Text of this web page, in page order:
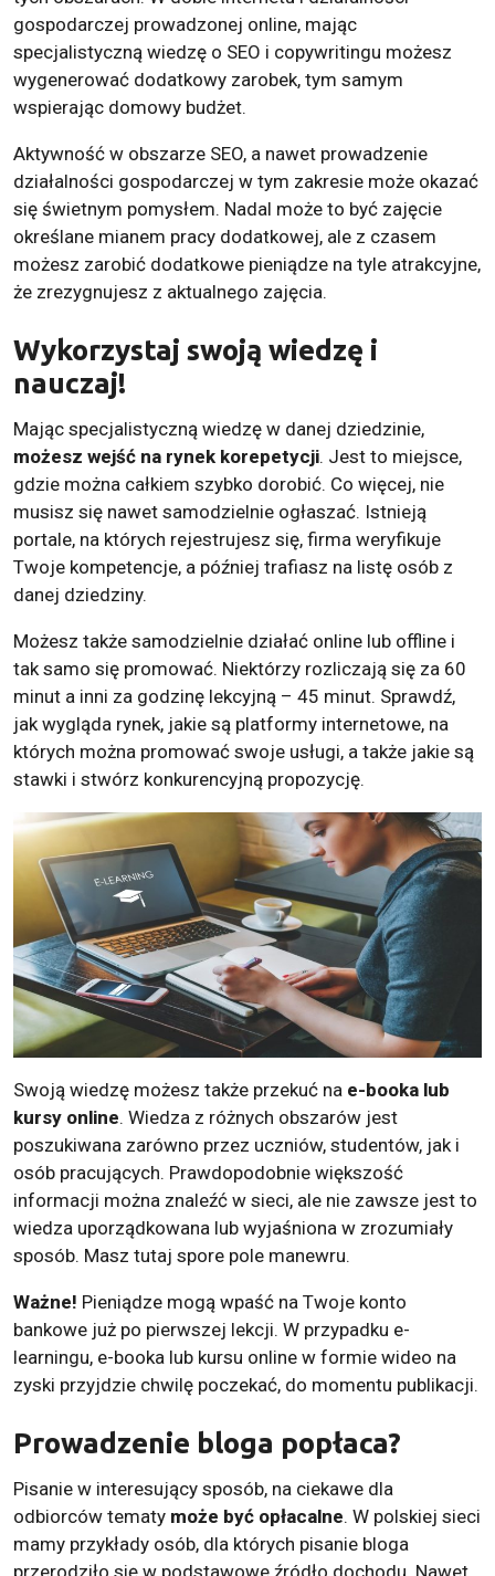
gospodarczej prowadzonej online, mając
specjalistyczną wiedzę o SEO i copywritingu możesz
wygenerować dodatkowy zarobek, tym samym
wspierając domowy budżet.
Aktywność w obszarze SEO, a nawet prowadzenie
działalności gospodarczej w tym zakresie może okazać
się świetnym pomysłem. Nadal może to być zajęcie
określane mianem pracy dodatkowej, ale z czasem
możesz zarobić dodatkowe pieniądze na tyle atrakcyjne,
że zrezygnujesz z aktualnego zajęcia.
Wykorzystaj swoją wiedzę i
nauczaj!
Mając specjalistyczną wiedzę w danej dziedzinie,
możesz wejść na rynek korepetycji. Jest to miejsce,
gdzie można całkiem szybko dorobić. Co więcej, nie
musisz się nawet samodzielnie ogłaszać. Istnieją
portale, na których rejestrujesz się, firma weryfikuje
Twoje kompetencje, a później trafiasz na listę osób z
danej dziedziny.
Możesz także samodzielnie działać online lub offline i
tak samo się promować. Niektórzy rozliczają się za 60
minut a inni za godzinę lekcyjną – 45 minut. Sprawdź,
jak wygląda rynek, jakie są platformy internetowe, na
których można promować swoje usługi, a także jakie są
stawki i stwórz konkurencyjną propozycję.
Swoją wiedzę możesz także przekuć na e-booka lub
kursy online. Wiedza z różnych obszarów jest
poszukiwana zarówno przez uczniów, studentów, jak i
osób pracujących. Prawdopodobnie większość
informacji można znaleźć w sieci, ale nie zawsze jest to
wiedza uporządkowana lub wyjaśniona w zrozumiały
sposób. Masz tutaj spore pole manewru.
Ważne! Pieniądze mogą wpaść na Twoje konto
bankowe już po pierwszej lekcji. W przypadku e-
learningu, e-booka lub kursu online w formie wideo na
zyski przyjdzie chwilę poczekać, do momentu publikacji.
Prowadzenie bloga popłaca?
Pisanie w interesujący sposób, na ciekawe dla
odbiorców tematy może być opłacalne. W polskiej sieci
mamy przykłady osób, dla których pisanie bloga